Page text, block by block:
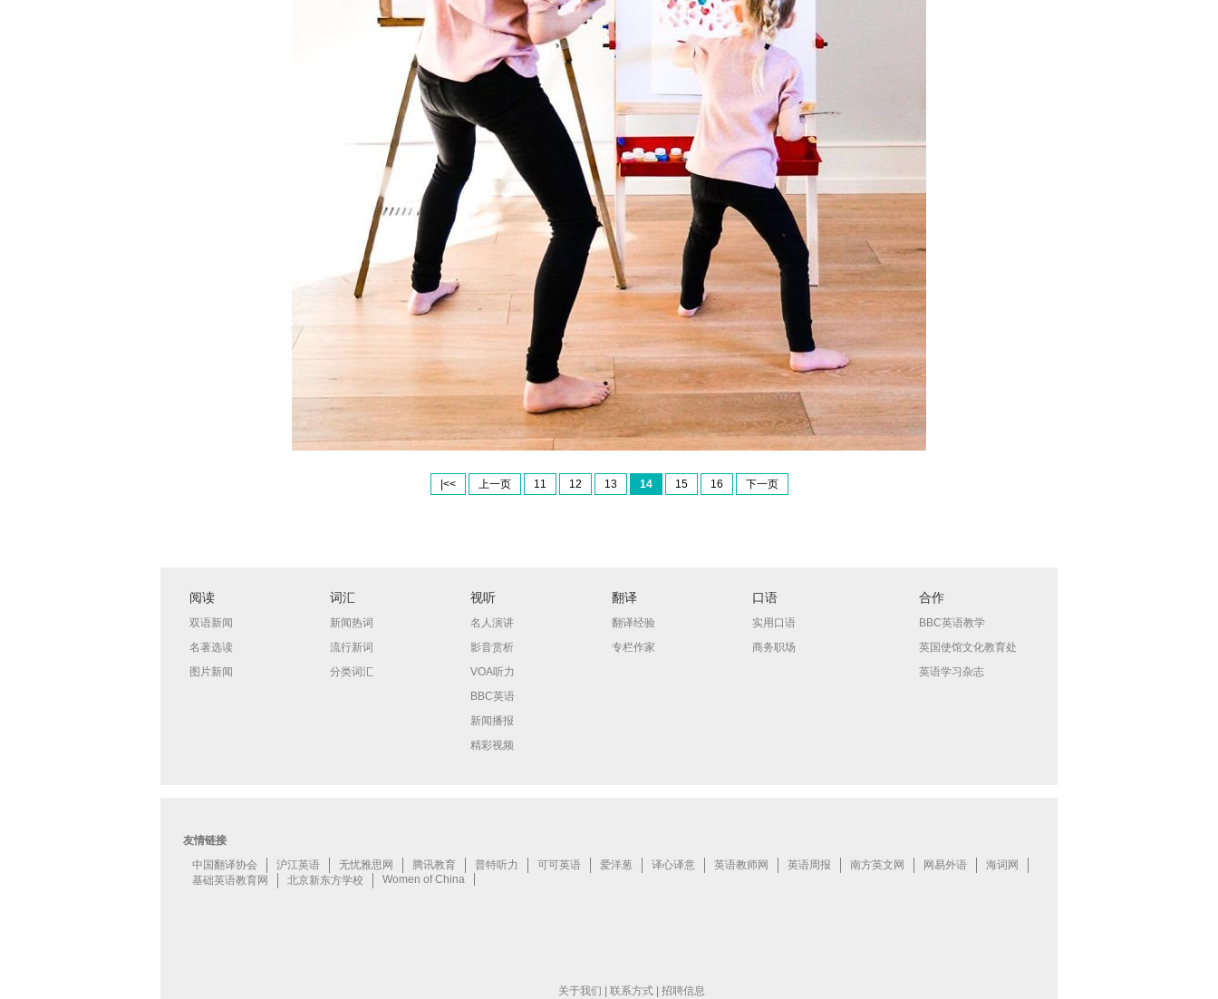
|<< 上一页 11 12 13 14 15 16 下一页
阅读
双语新闻
名著选读
图片新闻
词汇
新闻热词
流行新词
分类词汇
视听
名人演讲
影音赏析
VOA听力
BBC英语
新闻播报
精彩视频
翻译
翻译经验
专栏作家
口语
实用口语
商务职场
合作
BBC英语教学
英国使馆文化教育处
英语学习杂志
关于我们 联系方式 招聘信息